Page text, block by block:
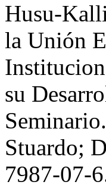
Husu-
la Unión
su
Stuardo;
7987-07-